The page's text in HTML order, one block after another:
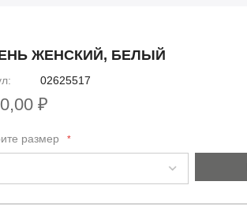
ЖЕНСКИЙ, БЕЛЫЙ
02625517
₽
размер